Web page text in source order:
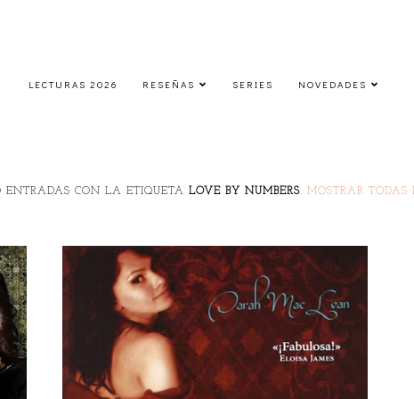
LECTURAS 2026 RESEÑAS SERIES NOVEDADES
ENTRADAS CON LA ETIQUETA LOVE BY NUMBERS. MOSTRAR TODAS